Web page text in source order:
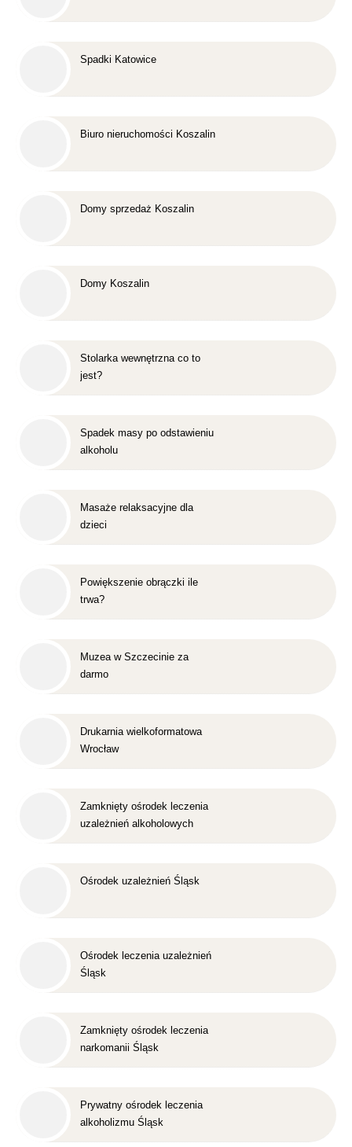
Spadki Katowice
Biuro nieruchomości Koszalin
Domy sprzedaż Koszalin
Domy Koszalin
Stolarka wewnętrzna co to
jest?
Spadek masy po odstawieniu
alkoholu
Masaże relaksacyjne dla
dzieci
Powiększenie obrączki ile
trwa?
Muzea w Szczecinie za
darmo
Drukarnia wielkoformatowa
Wrocław
Zamknięty ośrodek leczenia
uzależnień alkoholowych
Ośrodek uzależnień Śląsk
Ośrodek leczenia uzależnień
Śląsk
Zamknięty ośrodek leczenia
narkomanii Śląsk
Prywatny ośrodek leczenia
alkoholizmu Śląsk